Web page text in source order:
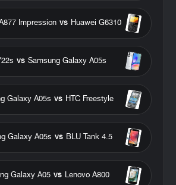
Huawei G6310
vs
Impression
Samsung Galaxy A05s
vs
HTC Freestyle
vs
Galaxy A05s
BLU Tank 4.5
vs
Galaxy A05s
Lenovo A800
vs
Galaxy A05